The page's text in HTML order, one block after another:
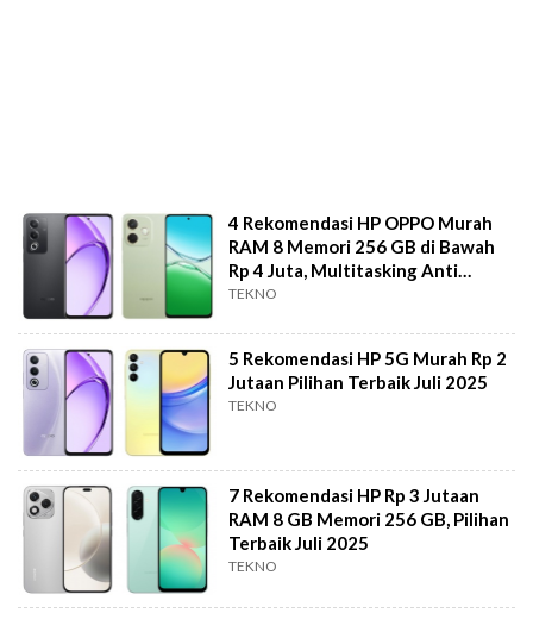
4 Rekomendasi HP OPPO Murah
RAM 8 Memori 256 GB di Bawah
Rp 4 Juta, Multitasking Anti
Lemot!
TEKNO
5 Rekomendasi HP 5G Murah Rp 2
Jutaan Pilihan Terbaik Juli 2025
TEKNO
7 Rekomendasi HP Rp 3 Jutaan
RAM 8 GB Memori 256 GB, Pilihan
Terbaik Juli 2025
TEKNO